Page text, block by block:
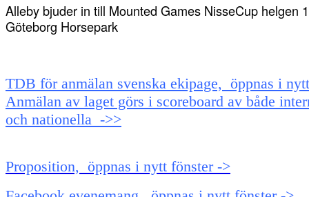
Alleby bjuder in till Mounted Games NisseCup helgen
Göteborg Horsepark
TDB för anmälan svenska ekipage, öppnas i
Anmälan av laget görs i scoreboard av både
och nationella ->>
Proposition, öppnas i nytt fönster ->